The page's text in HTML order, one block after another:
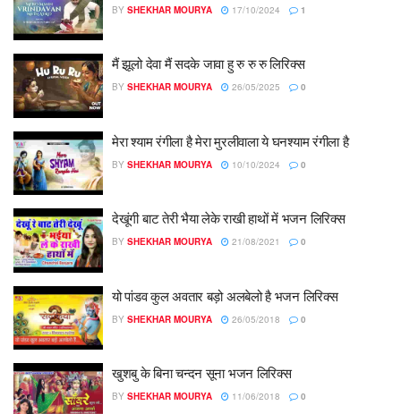
BY SHEKHAR MOURYA 17/10/2024 1
मैं झूलो देवा मैं सदके जावा हु रु रु रु लिरिक्स
BY SHEKHAR MOURYA 26/05/2025 0
मेरा श्याम रंगीला है मेरा मुरलीवाला ये घनश्याम रंगीला है
BY SHEKHAR MOURYA 10/10/2024 0
देखूंगी बाट तेरी भैया लेके राखी हाथों में भजन लिरिक्स
BY SHEKHAR MOURYA 21/08/2021 0
यो पांडव कुल अवतार बड़ो अलबेलो है भजन लिरिक्स
BY SHEKHAR MOURYA 26/05/2018 0
खुशबु के बिना चन्दन सूना भजन लिरिक्स
BY SHEKHAR MOURYA 11/06/2018 0